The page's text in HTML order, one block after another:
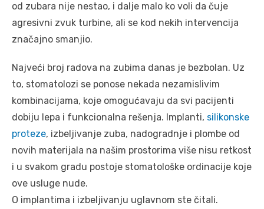
od zubara nije nestao, i dalje malo ko voli da čuje
agresivni zvuk turbine, ali se kod nekih intervencija
značajno smanjio.
Najveći broj radova na zubima danas je bezbolan. Uz
to, stomatolozi se ponose nekada nezamislivim
kombinacijama, koje omogućavaju da svi pacijenti
dobiju lepa i funkcionalna rešenja. Implanti, silikonske
proteze, izbeljivanje zuba, nadogradnje i plombe od
novih materijala na našim prostorima više nisu retkost
i u svakom gradu postoje stomatološke ordinacije koje
ove usluge nude.
O implantima i izbeljivanju uglavnom ste čitali.